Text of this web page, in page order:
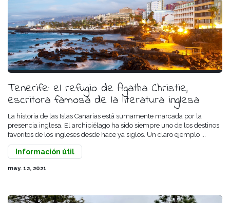
Tenerife: el refugio de Agatha Christie,
escritora famosa de la literatura inglesa
La historia de las Islas Canarias está sumamente marcada por la
presencia inglesa. El archipiélago ha sido siempre uno de los destinos
favoritos de los ingleses desde hace ya siglos. Un claro ejemplo ...
Información útil
may. 12, 2021